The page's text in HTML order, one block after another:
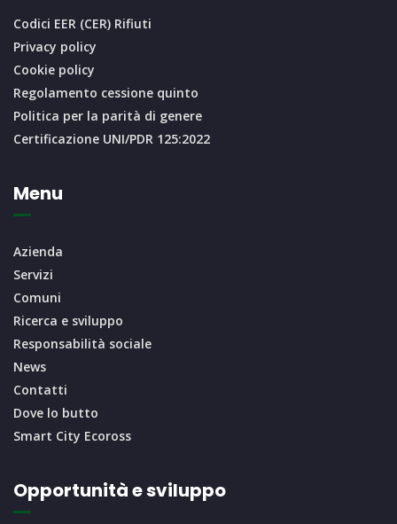
Codici EER (CER) Rifiuti
Privacy policy
Cookie policy
Regolamento cessione quinto
Politica per la parità di genere
Certificazione UNI/PDR 125:2022
Menu
Azienda
Servizi
Comuni
Ricerca e sviluppo
Responsabilità sociale
News
Contatti
Dove lo butto
Smart City Ecoross
Opportunità e sviluppo